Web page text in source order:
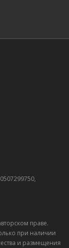
праве.
при наличии
и размещения